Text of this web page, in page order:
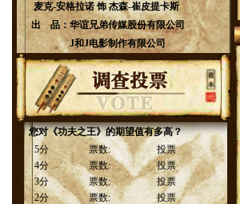
麦克-安格拉诺 饰 杰森-崔皮提卡斯
出 品： 华谊兄弟传媒股份有限公司
J和J电影制作有限公司
您对《功夫之王》的期望值有多高？
5分
票数:
投票
4分
票数:
投票
3分
票数:
投票
2分
票数:
投票